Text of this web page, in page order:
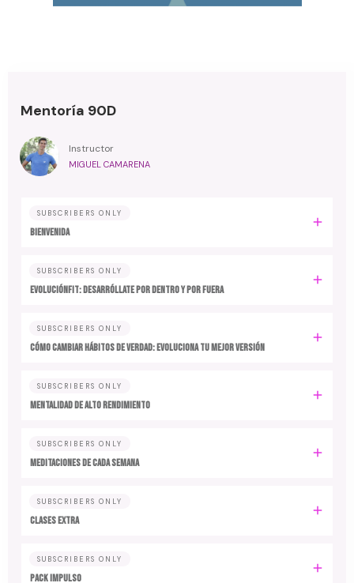
Mentoría 90D
Instructor
MIGUEL CAMARENA
SUBSCRIBERS ONLY
BIENVENIDA
SUBSCRIBERS ONLY
EvoluciónFit: desarróllate por dentro y por fuera
SUBSCRIBERS ONLY
Cómo cambiar hábitos de verdad: evoluciona tu mejor versión
SUBSCRIBERS ONLY
MENTALIDAD DE ALTO RENDIMIENTO
SUBSCRIBERS ONLY
MEDITACIONES DE CADA SEMANA
SUBSCRIBERS ONLY
CLASES EXTRA
SUBSCRIBERS ONLY
PACK IMPULSO